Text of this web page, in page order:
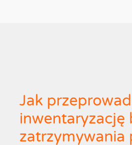
Jak
inwentaryzację
zatrzymywania